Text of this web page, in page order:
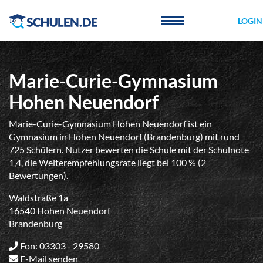
LOGIN
Marie-Curie-Gymnasium
Hohen Neuendorf
Marie-Curie-Gymnasium Hohen Neuendorf ist ein
Gymnasium in Hohen Neuendorf (Brandenburg) mit rund
725 Schülern. Nutzer bewerten die Schule mit der Schulnote
1,4, die Weiterempfehlungsrate liegt bei 100 % (2
Bewertungen).
Waldstraße 1a
16540 Hohen Neuendorf
Brandenburg
Fon: 03303 - 29580
E-Mail senden